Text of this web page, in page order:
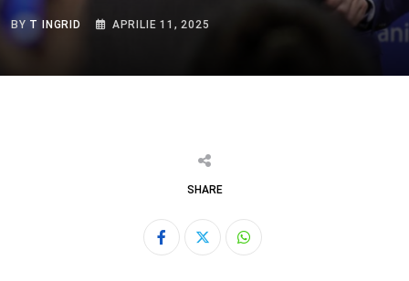
BY T INGRID APRILIE 11, 2025
SHARE
Whatsapp